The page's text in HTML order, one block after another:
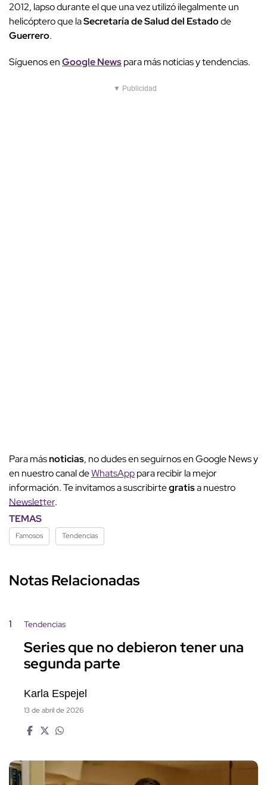
2012, lapso durante el que una vez utilizó ilegalmente un
helicóptero que laSecretaría de Salud del Estadode
Guerrero.
Síguenos enGoogle Newspara más noticias y tendencias.
▼ Publicidad
Para másnoticias, no dudes en seguirnos en Google News y
en nuestro canal deWhatsApppara recibir la mejor
información. Te invitamos a suscribirtegratisa nuestro
Newsletter.
TEMAS
Famosos Tendencias
Notas Relacionadas
1 Tendencias
Series que no debieron tener una
segunda parte
Karla Espejel
13 de abril de 2026